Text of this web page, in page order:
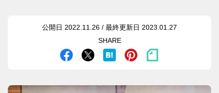
公開日 2022.11.26 / 最終更新日 2023.01.27
SHARE